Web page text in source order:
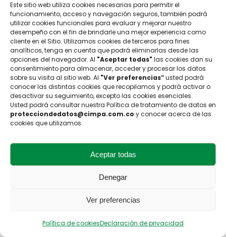
Este sitio web utiliza cookies necesarias para permitir el
funcionamiento, acceso y navegación seguros, también podrá
utilizar cookies funcionales para evaluar y mejorar nuestro
desempeño con el fin de brindarle una mejor experiencia como
cliente en el Sitio. Utilizamos cookies de terceros para fines
analíticos, tenga en cuenta que podrá eliminarlas desde las
opciones del navegador. Al "Aceptar todas" las cookies dan su
consentimiento para almacenar, acceder y procesar los datos
sobre su visita al sitio web. Al "Ver preferencias”usted podrá
conocer las distintas cookies que recopilamos y podrá activar o
desactivar su seguimiento, excepto las cookies esenciales.
Usted podrá consultar nuestra Política de tratamiento de datos en
protecciondedatos@cimpa.com.co y conocer acerca de las
cookies que utilizamos.
Aceptar todas
Denegar
Ver preferencias
Política de cookiesDeclaración de privacidad
PANES: PAN PERRO, PAN
HAMBURGUESA, PANTAJADO, PAN
SALUDABLE
Saborizantes
líquidos naturales,
idénticos al
Presentación:
1